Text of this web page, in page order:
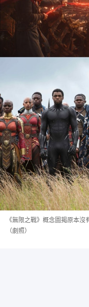
《無限之戰》概念圖揭原本
（劇照）